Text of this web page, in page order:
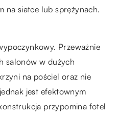
na siatce lub sprężynach.
Przeważnie
salonów w dużych
na pościel oraz nie
jest efektownym
przypomina fotel